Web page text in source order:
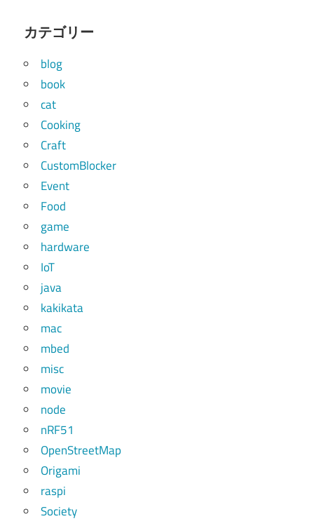
カテゴリー
blog
book
cat
Cooking
Craft
CustomBlocker
Event
Food
game
hardware
IoT
java
kakikata
mac
mbed
misc
movie
node
nRF51
OpenStreetMap
Origami
raspi
Society